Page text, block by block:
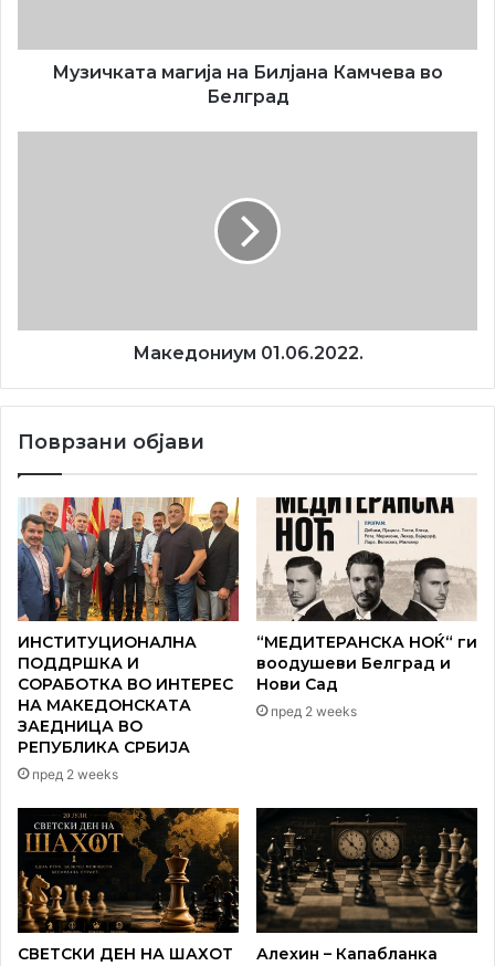
Dani makedonske kulture u Beogradu
Teatar 78 Teatar Provokacija
udarni vesti
Музичката магија на Билјана Камчева во
Белград
Македониум 01.06.2022.
Поврзани објави
ИНСТИТУЦИОНАЛНА
ПОДДРШКА И
СОРАБОТКА ВО ИНТЕРЕС
НА МАКЕДОНСКАТА
ЗАЕДНИЦА ВО
РЕПУБЛИКА СРБИЈА
пред 2 weeks
“МЕДИТЕРАНСКА НОЌ“ ги
воодушеви Белград и
Нови Сад
пред 2 weeks
СВЕТСКИ ДЕН НА ШАХОТ Алехин – Капабланка